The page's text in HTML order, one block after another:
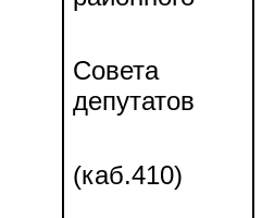
Совета
депутатов
(каб.410)